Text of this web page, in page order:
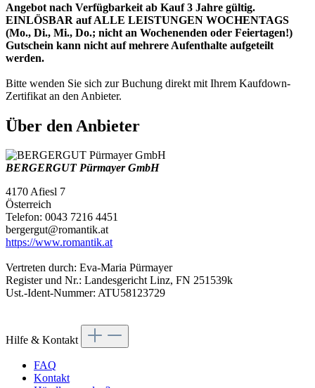
Angebot nach Verfügbarkeit ab Kauf 3 Jahre gültig.
EINLÖSBAR auf ALLE LEISTUNGEN WOCHENTAGS
(Mo., Di., Mi., Do.; nicht an Wochenenden oder Feiertagen!)
Gutschein kann nicht auf mehrere Aufenthalte aufgeteilt
werden.
Bitte wenden Sie sich zur Buchung direkt mit Ihrem Kaufdown-
Zertifikat an den Anbieter.
Über den Anbieter
BERGERGUT Pürmayer GmbH
4170 Afiesl 7
Österreich
Telefon: 0043 7216 4451
bergergut@romantik.at
https://www.romantik.at
Vertreten durch: Eva-Maria Pürmayer
Register und Nr.: Landesgericht Linz, FN 251539k
Ust.-Ident-Nummer: ATU58123729
Hilfe & Kontakt
FAQ
Kontakt